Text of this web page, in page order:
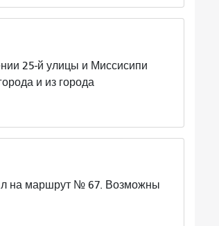
25-й улицы и Миссисипи
и из города
маршрут № 67. Возможны